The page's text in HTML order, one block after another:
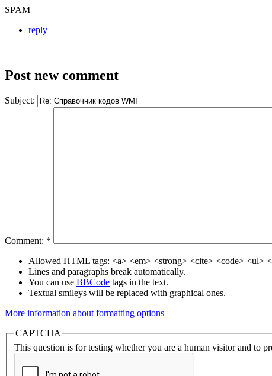
SPAM
reply
Post new comment
Subject:
Comment: *
Allowed HTML tags: <a> <em> <strong> <cite> <code> <ul>
Lines and paragraphs break automatically.
You can use BBCode tags in the text.
Textual smileys will be replaced with graphical ones.
More information about formatting options
CAPTCHA
This question is for testing whether you are a human visitor and to